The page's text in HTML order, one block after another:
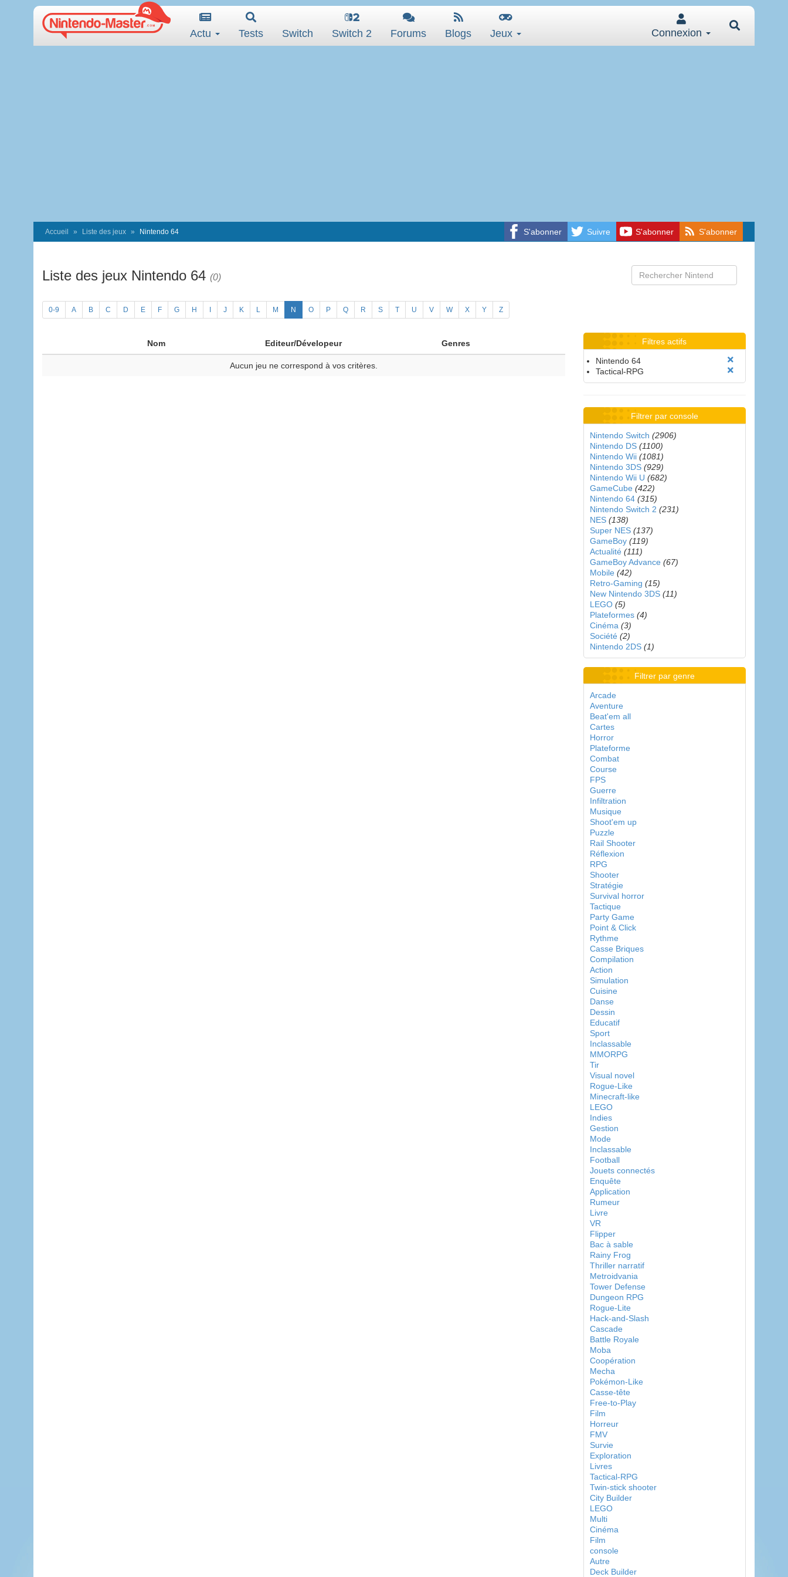
Actu Tests Switch Switch 2 Forums Blogs Jeux Connexion
S'abonner Suivre S'abonner S'abonner
Accueil Liste des jeux Nintendo 64
Liste des jeux Nintendo 64 (0)
0-9 A B C D E F G H J K L M N O P Q R S T U V W X Y Z
Nom Editeur/Dévelopeur Genres
Aucun jeu ne correspond à vos critères.
Filtres actifs
Nintendo 64
Tactical-RPG
Filtrer par console
Nintendo Switch (2906)
Nintendo DS (1100)
Nintendo Wii (1081)
Nintendo 3DS (929)
Nintendo Wii U (682)
GameCube (422)
Nintendo 64 (315)
Nintendo Switch 2 (231)
NES (138)
Super NES (137)
GameBoy (119)
Actualité (111)
GameBoy Advance (67)
Mobile (42)
Retro-Gaming (15)
New Nintendo 3DS (11)
LEGO (5)
Plateformes (4)
Cinéma (3)
Société (2)
Nintendo 2DS (1)
Filtrer par genre
Arcade
Aventure
Beat'em all
Cartes
Horror
Plateforme
Combat
Course
FPS
Guerre
Infiltration
Musique
Shoot'em up
Puzzle
Rail Shooter
Réflexion
RPG
Shooter
Stratégie
Survival horror
Tactique
Party Game
Point & Click
Rythme
Casse Briques
Compilation
Action
Simulation
Cuisine
Danse
Dessin
Educatif
Sport
Inclassable
MMORPG
Tir
Visual novel
Rogue-Like
Minecraft-like
LEGO
Indies
Gestion
Mode
Inclassable
Football
Jouets connectés
Enquête
Application
Rumeur
Livre
VR
Flipper
Bac à sable
Rainy Frog
Thriller narratif
Metroidvania
Tower Defense
Dungeon RPG
Rogue-Lite
Hack-and-Slash
Cascade
Battle Royale
Moba
Coopération
Mecha
Pokémon-Like
Casse-tête
Free-to-Play
Film
Horreur
FMV
Survie
Exploration
Livres
Tactical-RPG
Twin-stick shooter
City Builder
LEGO
Multi
Cinéma
Film
console
Autre
Deck Builder